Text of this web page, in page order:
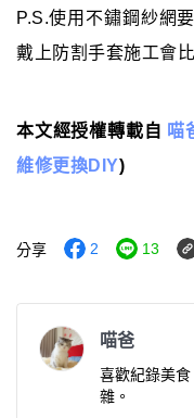
P.S.使用不鏽鋼紗網
戴上防割手套施工會
本文經授權轉載自 喵
維修更換DIY)
分享 2 13
喵爸
喜歡紀錄美
雜。